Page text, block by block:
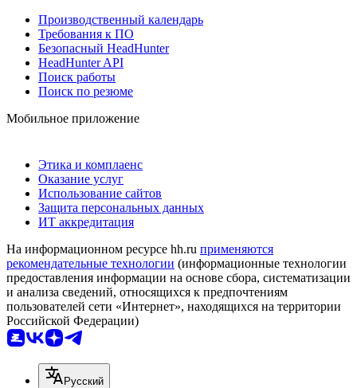
Производственный календарь
Требования к ПО
Безопасный HeadHunter
HeadHunter API
Поиск работы
Поиск по резюме
Мобильное приложение
Этика и комплаенс
Оказание услуг
Использование сайтов
Защита персональных данных
ИТ аккредитация
На информационном ресурсе hh.ru применяются
рекомендательные технологии (информационные технологии
предоставления информации на основе сбора, систематизации
и анализа сведений, относящихся к предпочтениям
пользователей сети «Интернет», находящихся на территории
Российской Федерации)
Русский